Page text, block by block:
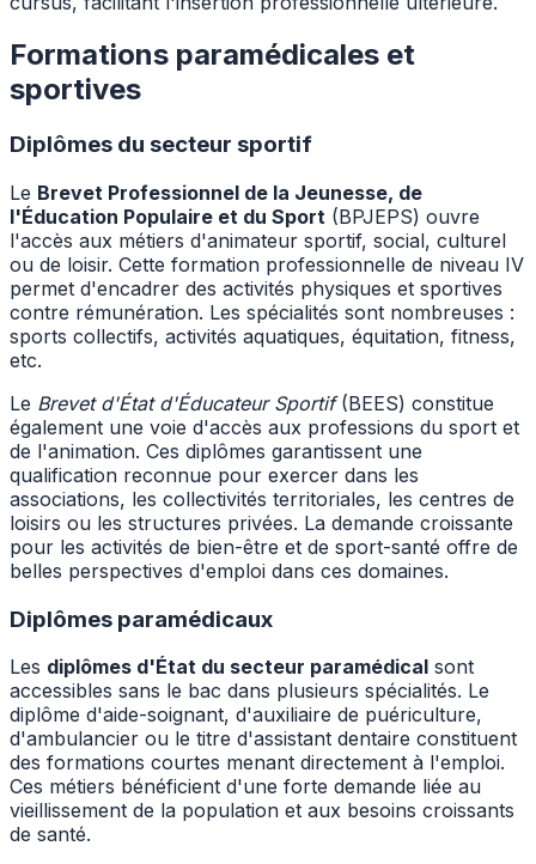
Formations paramédicales et
sportives
Diplômes du secteur sportif
Le Brevet Professionnel de la Jeunesse, de
l'Éducation Populaire et du Sport (BPJEPS) ouvre
l'accès aux métiers d'animateur sportif, social, culturel
ou de loisir. Cette formation professionnelle de niveau IV
permet d'encadrer des activités physiques et sportives
contre rémunération. Les spécialités sont nombreuses :
sports collectifs, activités aquatiques, équitation, fitness,
etc.
Le Brevet d'État d'Éducateur Sportif(BEES) constitue
également une voie d'accès aux professions du sport et
de l'animation. Ces diplômes garantissent une
qualification reconnue pour exercer dans les
associations, les collectivités territoriales, les centres de
loisirs ou les structures privées. La demande croissante
pour les activités de bien-être et de sport-santé offre de
belles perspectives d'emploi dans ces domaines.
Diplômes paramédicaux
Les diplômes d'État du secteur paramédical sont
accessibles sans le bac dans plusieurs spécialités. Le
diplôme d'aide-soignant, d'auxiliaire de puériculture,
d'ambulancier ou le titre d'assistant dentaire constituent
des formations courtes menant directement à l'emploi.
Ces métiers bénéficient d'une forte demande liée au
vieillissement de la population et aux besoins croissants
de santé.